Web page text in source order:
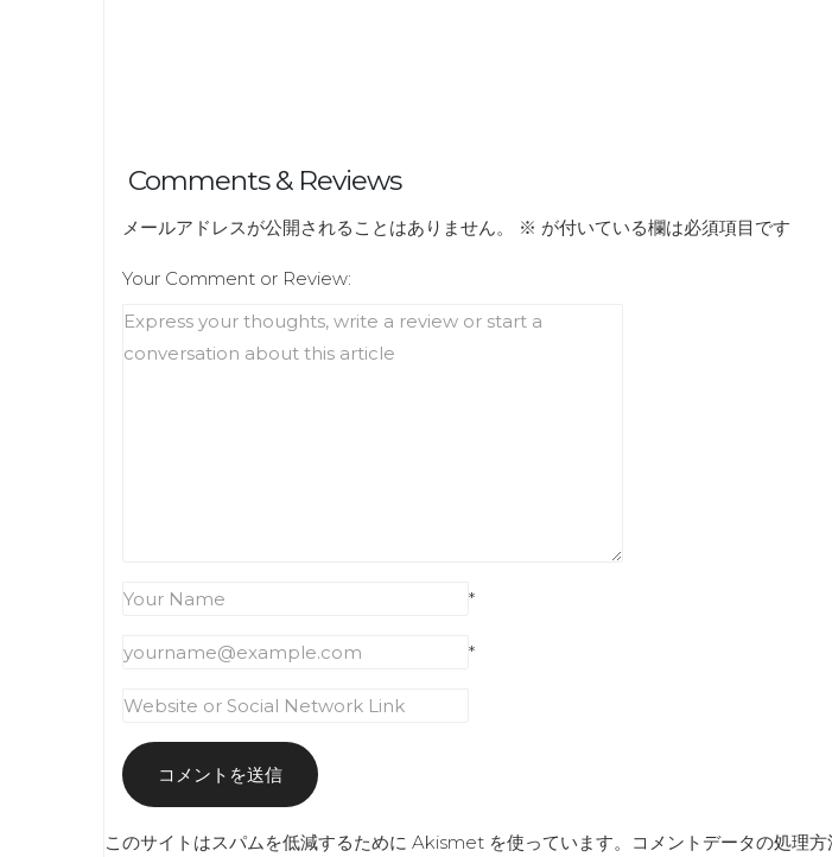
Comments & Reviews
メールアドレスが公開されることはありません。 ※ が付いている欄は必須項目です
Your Comment or Review:
*
*
このサイトはスパムを低減するために Akismet を使っています。
コメントデータの処理